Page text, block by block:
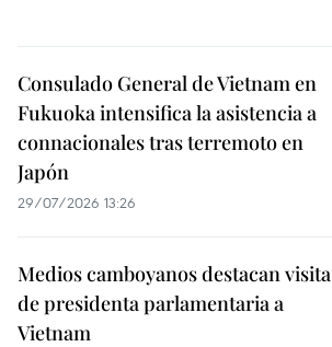
Consulado General de Vietnam en
Fukuoka intensifica la asistencia a
connacionales tras terremoto en
Japón
29/07/2026 13:26
Medios camboyanos destacan visita
de presidenta parlamentaria a
Vietnam